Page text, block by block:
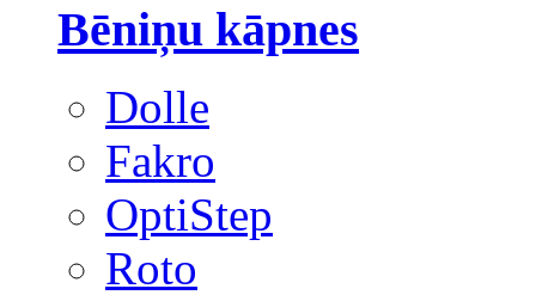
Bēniņu kāpnes
Dolle
Fakro
OptiStep
Roto